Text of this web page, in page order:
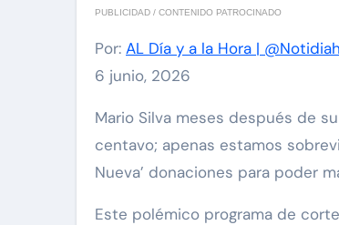
PUBLICIDAD / CONTENIDO PATROCINADO
Por: AL Día y a la Hora |
6 junio, 2026
Mario Silva meses después de su salida de VTV ha expresado «Entramos en un declive económico enorme. Nosotros no tenemos ni un
centavo; apenas estamos
Nueva’ donaciones para poder
Este polémico programa de